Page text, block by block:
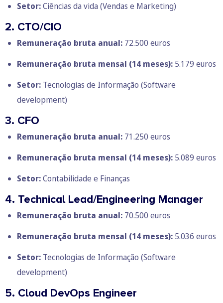
Setor:Ciências da vida (Vendas e Marketing)
2. CTO/CIO
Remuneração bruta anual: 72.500 euros
Remuneração bruta mensal (14 meses): 5.179 euros
Setor: Tecnologias de Informação (Software
development)
3. CFO
Remuneração bruta anual: 71.250 euros
Remuneração bruta mensal (14 meses): 5.089 euros
Setor:Contabilidade e Finanças
4. Technical Lead/Engineering Manager
Remuneração bruta anual: 70.500 euros
Remuneração bruta mensal (14 meses): 5.036 euros
Setor: Tecnologias de Informação (Software
development)
5. Cloud DevOps Engineer